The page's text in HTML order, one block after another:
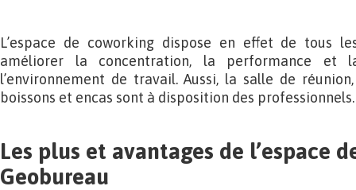
L’espace de coworking dispose en effet de tous
améliorer la concentration, la performance et
l’environnement de travail. Aussi, la salle de
boissons et encas sont à disposition des professionnels.
Les plus et avantages de l’espace
Geobureau